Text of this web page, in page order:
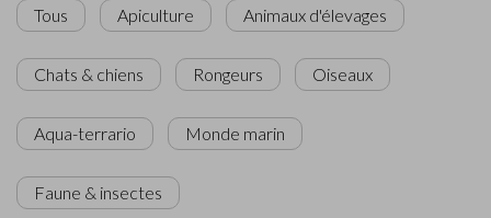
Tous Apiculture Animaux d'élevages
Chats & chiens Rongeurs Oiseaux
Aqua-terrario Monde marin
Faune & insectes